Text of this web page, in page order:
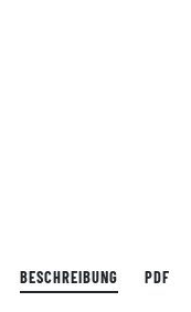
BESCHREIBUNG PDF